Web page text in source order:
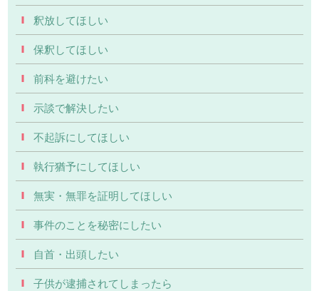
釈放してほしい
保釈してほしい
前科を避けたい
示談で解決したい
不起訴にしてほしい
執行猶予にしてほしい
無実・無罪を証明してほしい
事件のことを秘密にしたい
自首・出頭したい
子供が逮捕されてしまったら